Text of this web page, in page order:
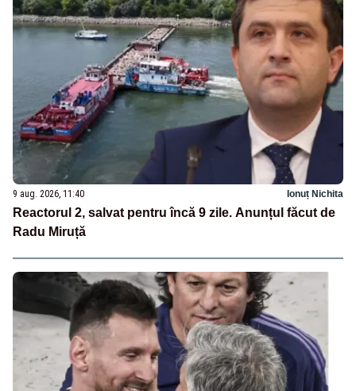
9 aug. 2026, 11:40 Ionuț Nichita
Reactorul 2, salvat pentru încă 9 zile. Anunțul făcut de
Radu Miruță